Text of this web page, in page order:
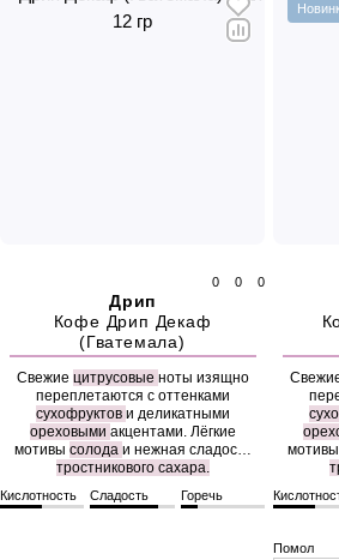
0 0 0
Дрип
Кофе Дрип Декаф
(Гватемала)
Свежие цитрусовые ноты изящно
переплетаются с оттенками
сухофруктов и деликатными
ореховыми акцентами. Лёгкие
мотивы солода и нежная сладость
тростникового сахара.
Кислотность Сладость Горечь
мотивы
Помол